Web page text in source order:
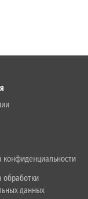
конфиденциальности
обработки
данных